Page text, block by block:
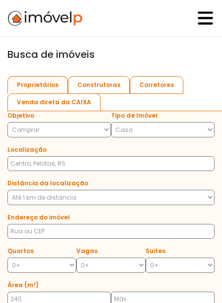
Busca de imóveis
Proprietários Construtoras Corretores
Venda direta da CAIXA
Objetivo
Tipo de Imóvel
Localização
Distância da localização
Endereço do imóvel
Quartos Vagas Suites
Área (m²)